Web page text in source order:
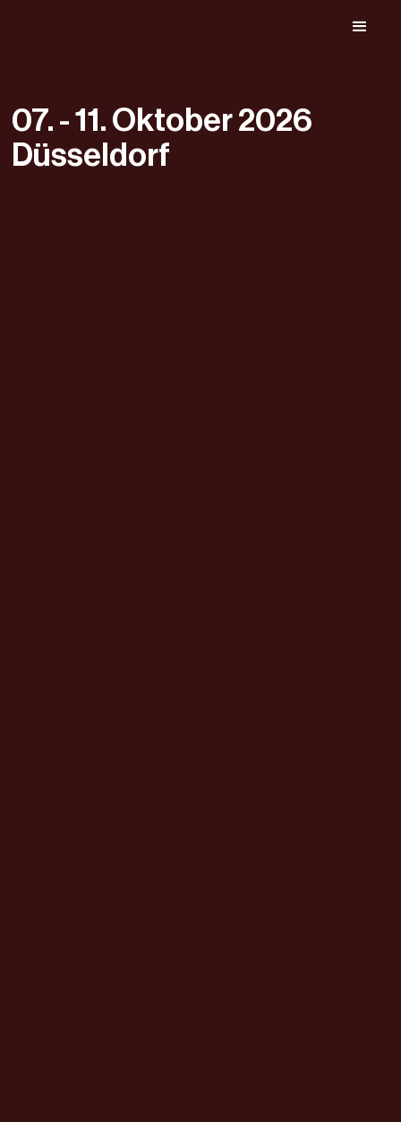
07. - 11. Oktober 2026
Düsseldorf